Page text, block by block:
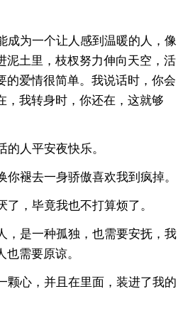
成为一个让人感到温暖的人，像
泥土里，枝杈努力伸向天空，活
的爱情很简单。我说话时，你会
，我转身时，你还在，这就够
的人平安夜快乐。
你褪去一身骄傲喜欢我到疯掉。
了，毕竟我也不打算烦了。
，是一种孤独，也需要安抚，我
需要原谅。
颗心，并且在里面，装进了我的